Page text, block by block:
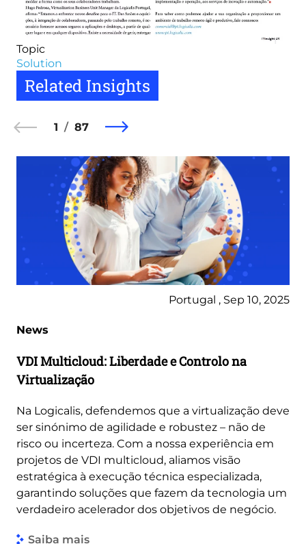
Topic
Solution
Related Insights
1 87
Portugal , Sep 10, 2025
News
VDI Multicloud: Liberdade e Controlo na
Virtualização
Na Logicalis, defendemos que a virtualização deve
ser sinónimo de agilidade e robustez – não de
risco ou incerteza. Com a nossa experiência em
projetos de VDI multicloud, aliamos visão
estratégica à execução técnica especializada,
garantindo soluções que fazem da tecnologia um
verdadeiro acelerador dos objetivos de negócio.
Saiba mais